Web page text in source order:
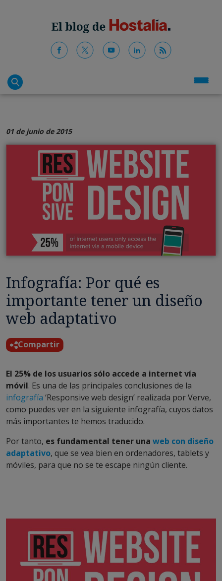
01 de junio de 2015
Infografía: Por qué es
importante tener un diseño
web adaptativo
Compartir
El 25% de los usuarios sólo accede a internet vía
móvil. Es una de las principales conclusiones de la
infografía ‘Responsive web design’ realizada por Verve,
como puedes ver en la siguiente infografía, cuyos datos
más importantes te hemos traducido.
Por tanto, es fundamental tener una web con diseño
adaptativo, que se vea bien en ordenadores, tablets y
móviles, para que no se te escape ningún cliente.